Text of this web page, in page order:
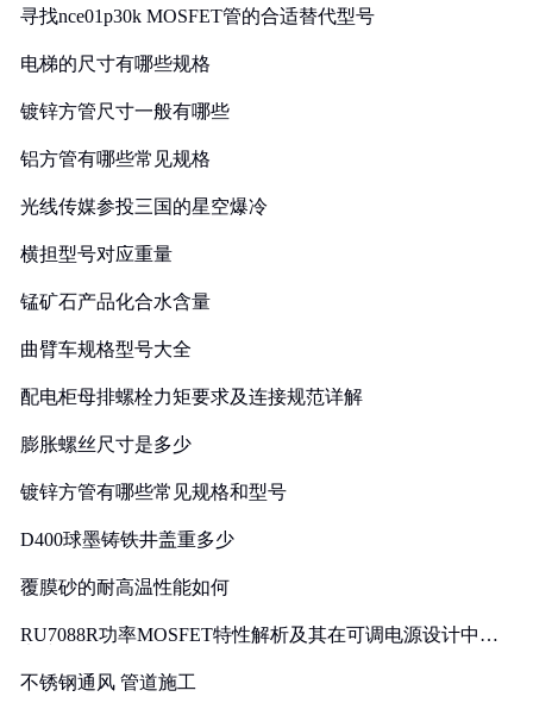
寻找nce01p30k MOSFET管的合适替代型号
电梯的尺寸有哪些规格
镀锌方管尺寸一般有哪些
铝方管有哪些常见规格
光线传媒参投三国的星空爆冷
横担型号对应重量
锰矿石产品化合水含量
曲臂车规格型号大全
配电柜母排螺栓力矩要求及连接规范详解
膨胀螺丝尺寸是多少
镀锌方管有哪些常见规格和型号
D400球墨铸铁井盖重多少
覆膜砂的耐高温性能如何
RU7088R功率MOSFET特性解析及其在可调电源设计中的
不锈钢通风 管道施工